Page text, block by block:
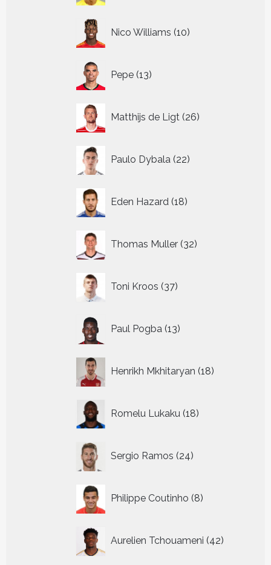
Nico Williams 10
producten
Pepe 13
producten
Matthijs de Ligt 26
producten
Paulo Dybala 22
producten
Eden Hazard 18
producten
Thomas Muller 32
producten
Toni Kroos 37
producten
Paul Pogba 13
producten
Henrikh Mkhitaryan 18
producten
Romelu Lukaku 18
producten
Sergio Ramos 24
producten
Philippe Coutinho 8
producten
Aurelien Tchouameni 42
producten